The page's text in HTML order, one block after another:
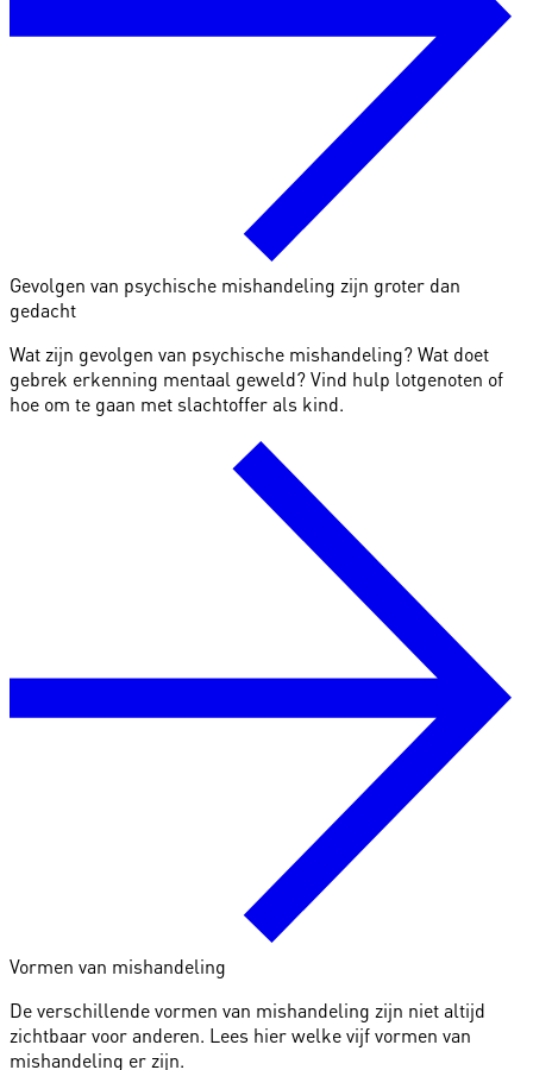
Gevolgen van psychische mishandeling zijn groter dan
gedacht
Wat zijn gevolgen van psychische mishandeling? Wat doet
gebrek erkenning mentaal geweld? Vind hulp lotgenoten of
hoe om te gaan met slachtoffer als kind.
Vormen van mishandeling
De verschillende vormen van mishandeling zijn niet altijd
zichtbaar voor anderen. Lees hier welke vijf vormen van
mishandeling er zijn.